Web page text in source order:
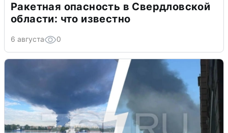
Ракетная опасность в Свердловской
области: что известно
6 августа 0